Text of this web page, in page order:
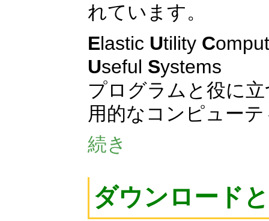
れています。
Elastic Utility C
Useful Systems
プログラムと役に
用的なコンピュー
続き
ダウンロード